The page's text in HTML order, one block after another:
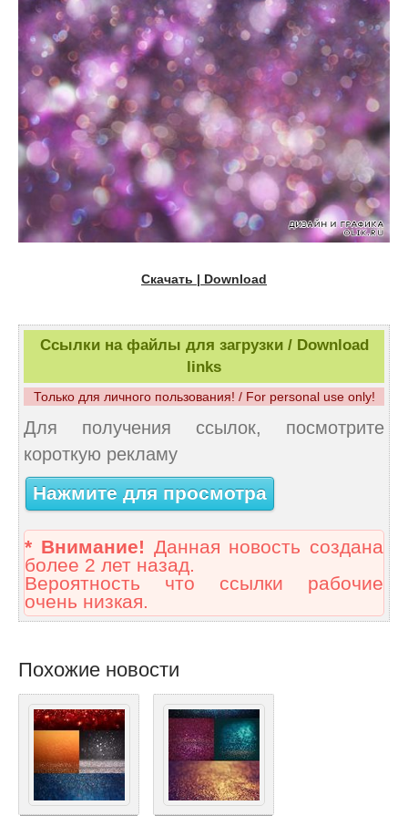
Скачать | Download
Ссылки на файлы для загрузки / Download
links
Только для личного пользования! / For personal use only!
Для получения ссылок, посмотрите
короткую рекламу
Нажмите для просмотра
* Внимание! Данная новость создана
более 2 лет назад.
Вероятность что ссылки рабочие
очень низкая.
Похожие новости